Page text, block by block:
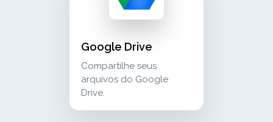
Google Drive
Compartilhe seus
arquivos do Google
Drive.